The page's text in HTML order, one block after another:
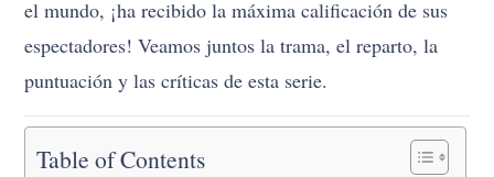
el mundo, ¡ha recibido la máxima calificación de sus
espectadores! Veamos juntos la trama, el reparto, la
puntuación y las críticas de esta serie.
Table of Contents